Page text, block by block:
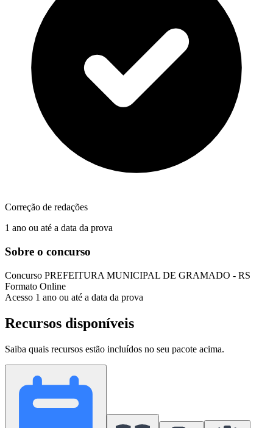
Correção de redações
1 ano ou até a data da prova
Sobre o concurso
Concurso PREFEITURA MUNICIPAL DE GRAMADO - RS
Formato Online
Acesso 1 ano ou até a data da prova
Recursos disponíveis
Saiba quais recursos estão incluídos no seu pacote acima.